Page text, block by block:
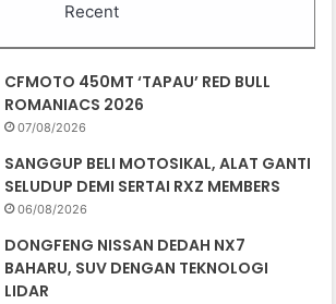
Recent
CFMOTO 450MT ‘TAPAU’ RED BULL
ROMANIACS 2026
07/08/2026
SANGGUP BELI MOTOSIKAL, ALAT GANTI
SELUDUP DEMI SERTAI RXZ MEMBERS
06/08/2026
DONGFENG NISSAN DEDAH NX7
BAHARU, SUV DENGAN TEKNOLOGI
LIDAR